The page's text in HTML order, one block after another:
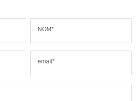
NOM*
email*